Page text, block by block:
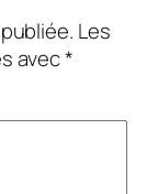
Les
avec*